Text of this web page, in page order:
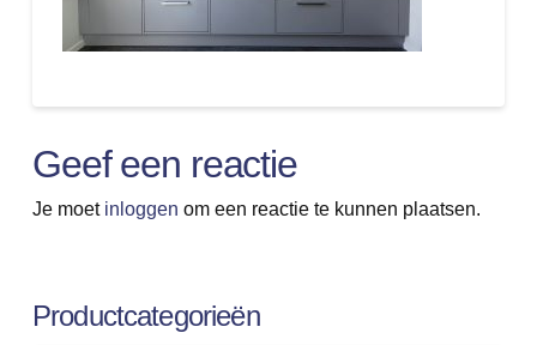
Geef een reactie
Je moet inloggen om een reactie te kunnen plaatsen.
Productcategorieën